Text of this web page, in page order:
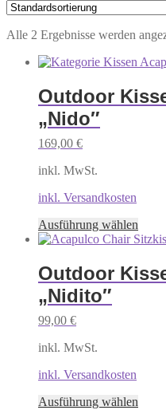
Alle 2 Ergebnisse werden
Outdoor
„Nido″
169,00 €
inkl. MwSt.
inkl. Versandkosten
Ausführung wählen
Outdoor
„Nidito″
99,00 €
inkl. MwSt.
inkl. Versandkosten
Ausführung wählen